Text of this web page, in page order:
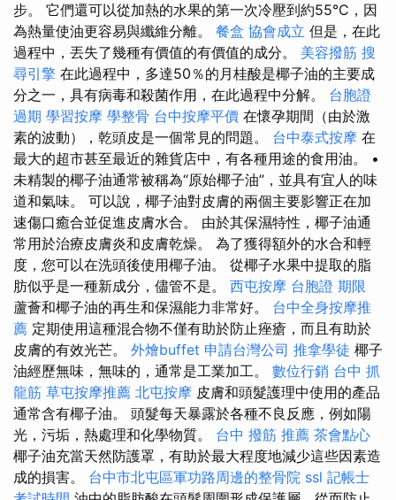
步。 它們還可以從加熱的水果的第一次冷壓到約55°C，因
為熱量使油更容易與纖維分離。 餐盒 協會成立 但是，在此
過程中，丟失了幾種有價值的有價值的成分。 美容撥筋 搜
尋引擎 在此過程中，多達50％的月桂酸是椰子油的主要成
分之一，具有病毒和殺菌作用，在此過程中分解。 台胞證
過期 學習按摩 學整骨 台中按摩平價 在懷孕期間（由於激
素的波動），乾頭皮是一個常見的問題。 台中泰式按摩 在
最大的超市甚至最近的雜貨店中，有各種用途的食用油。 •
未精製的椰子油通常被稱為“原始椰子油”，並具有宜人的味
道和氣味。 可以說，椰子油對皮膚的兩個主要影響正在加
速傷口癒合並促進皮膚水合。 由於其保濕特性，椰子油通
常用於治療皮膚炎和皮膚乾燥。 為了獲得額外的水合和輕
度，您可以在洗頭後使用椰子油。 從椰子水果中提取的脂
肪似乎是一種新成分，儘管不是。 西屯按摩 台胞證 期限
蘆薈和椰子油的再生和保濕能力非常好。 台中全身按摩推
薦 定期使用這種混合物不僅有助於防止痤瘡，而且有助於
皮膚的有效光芒。 外燴buffet 申請台灣公司 推拿學徒 椰子
油經歷無味，無味的，通常是工業加工。 數位行銷 台中 抓
龍筋 草屯按摩推薦 北屯按摩 皮膚和頭髮護理中使用的產品
通常含有椰子油。 頭髮每天暴露於各種不良反應，例如陽
光，污垢，熱處理和化學物質。 台中 撥筋 推薦 茶會點心
椰子油充當天然防護罩，有助於最大程度地減少這些因素造
成的損害。 台中市北屯區軍功路周邊的整骨院 ssl 記帳士